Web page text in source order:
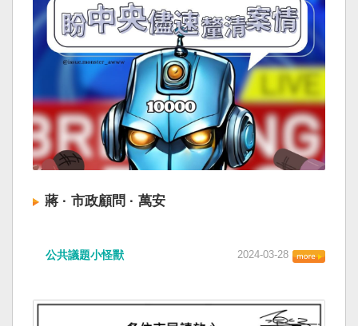
蔣 · 市政顧問 · 萬安
公共議題小怪獸 2024-03-28